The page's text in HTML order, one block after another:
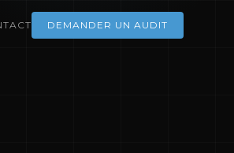
DEMANDER UN AUDIT